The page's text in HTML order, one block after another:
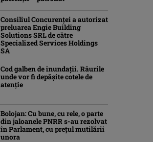
Consiliul Concurenţei a autorizat
preluarea Engie Building
Solutions SRL de către
Specialized Services Holdings
SA
Cod galben de inundații. Râurile
unde vor fi depășite cotele de
atenţie
Bolojan: Cu bune, cu rele, o parte
din jaloanele PNRR s-au rezolvat
în Parlament, cu preţul mutilării
unora